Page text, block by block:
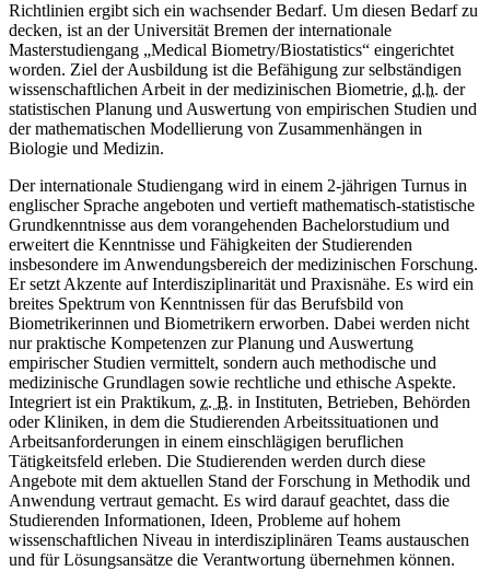
Richtlinien ergibt sich ein wachsender Bedarf. Um diesen Bedarf zu
decken, ist an der Universität Bremen der internationale
Masterstudiengang „Medical Biometry/Biostatistics“ eingerichtet
worden. Ziel der Ausbildung ist die Befähigung zur selbständigen
wissenschaftlichen Arbeit in der medizinischen Biometrie, d.h. der
statistischen Planung und Auswertung von empirischen Studien und
der mathematischen Modellierung von Zusammenhängen in
Biologie und Medizin.
Der internationale Studiengang wird in einem 2-jährigen Turnus in
englischer Sprache angeboten und vertieft mathematisch-statistische
Grundkenntnisse aus dem vorangehenden Bachelorstudium und
erweitert die Kenntnisse und Fähigkeiten der Studierenden
insbesondere im Anwendungsbereich der medizinischen Forschung.
Er setzt Akzente auf Interdisziplinarität und Praxisnähe. Es wird ein
breites Spektrum von Kenntnissen für das Berufsbild von
Biometrikerinnen und Biometrikern erworben. Dabei werden nicht
nur praktische Kompetenzen zur Planung und Auswertung
empirischer Studien vermittelt, sondern auch methodische und
medizinische Grundlagen sowie rechtliche und ethische Aspekte.
Integriert ist ein Praktikum, z. B. in Instituten, Betrieben, Behörden
oder Kliniken, in dem die Studierenden Arbeitssituationen und
Arbeitsanforderungen in einem einschlägigen beruflichen
Tätigkeitsfeld erleben. Die Studierenden werden durch diese
Angebote mit dem aktuellen Stand der Forschung in Methodik und
Anwendung vertraut gemacht. Es wird darauf geachtet, dass die
Studierenden Informationen, Ideen, Probleme auf hohem
wissenschaftlichen Niveau in interdisziplinären Teams austauschen
und für Lösungsansätze die Verantwortung übernehmen können.